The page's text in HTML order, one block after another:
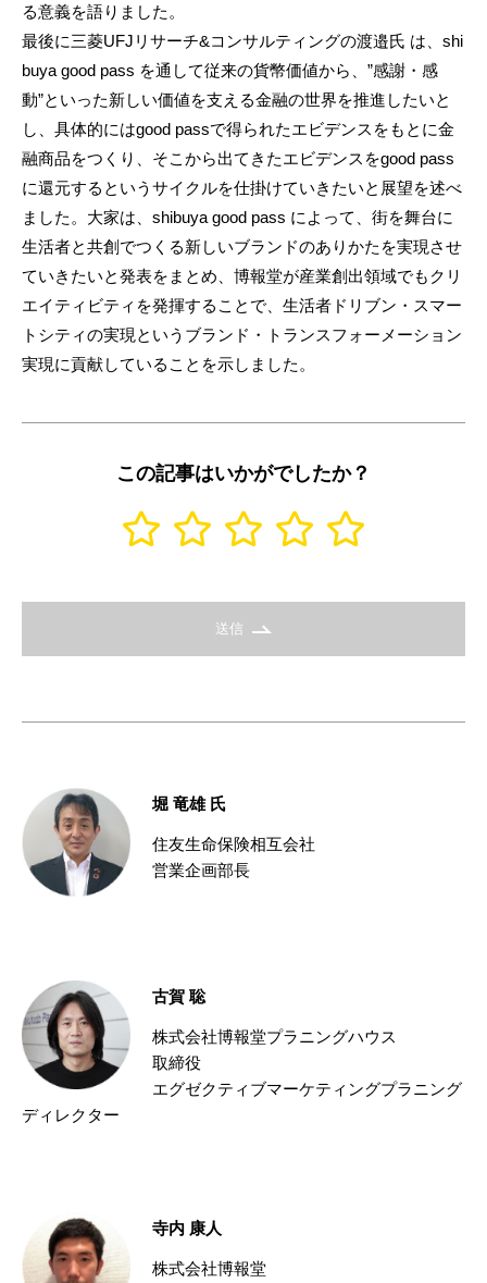
る意義を語りました。
最後に三菱UFJリサーチ&コンサルティングの渡邉氏 は、shi
buya good pass を通して従来の貨幣価値から、”感謝・感
動”といった新しい価値を支える金融の世界を推進したいと
し、具体的にはgood passで得られたエビデンスをもとに金
融商品をつくり、そこから出てきたエビデンスをgood pass
に還元するというサイクルを仕掛けていきたいと展望を述べ
ました。大家は、shibuya good pass によって、街を舞台に
生活者と共創でつくる新しいブランドのありかたを実現させ
ていきたいと発表をまとめ、博報堂が産業創出領域でもクリ
エイティビティを発揮することで、生活者ドリブン・スマー
トシティの実現というブランド・トランスフォーメーション
実現に貢献していることを示しました。
この記事はいかがでしたか？
送信
堀 竜雄 氏
住友生命保険相互会社
営業企画部長
古賀 聡
株式会社博報堂プラニングハウス
取締役
エグゼクティブマーケティングプラニング
ディレクター
寺内 康人
株式会社博報堂